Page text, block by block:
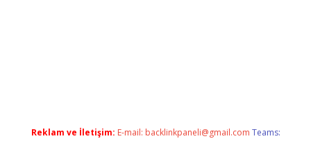
Reklam ve İletişim: E-mail: backlinkpaneli@gmail.com Teams: